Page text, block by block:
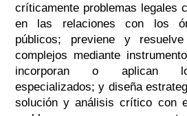
críticamente problemas legales
en las relaciones con los
públicos; previene y
complejos mediante
incorporan o aplican
especializados; y diseña
solución y análisis crítico con